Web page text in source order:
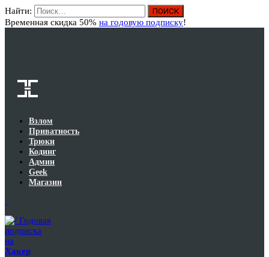
Найти:
Временная скидка 50% на годовую подписку!
Взлом
Приватность
Трюки
Кодинг
Админ
Geek
Магазин
Годовая
подписка
на
Хакер